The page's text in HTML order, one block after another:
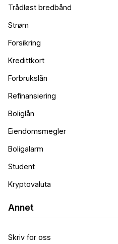
Trådløst bredbånd
Strøm
Forsikring
Kredittkort
Forbrukslån
Refinansiering
Boliglån
Eiendomsmegler
Boligalarm
Student
Kryptovaluta
Annet
Skriv for oss